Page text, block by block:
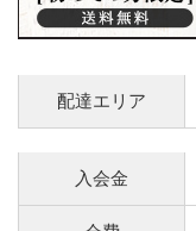
配達エリア
入会金